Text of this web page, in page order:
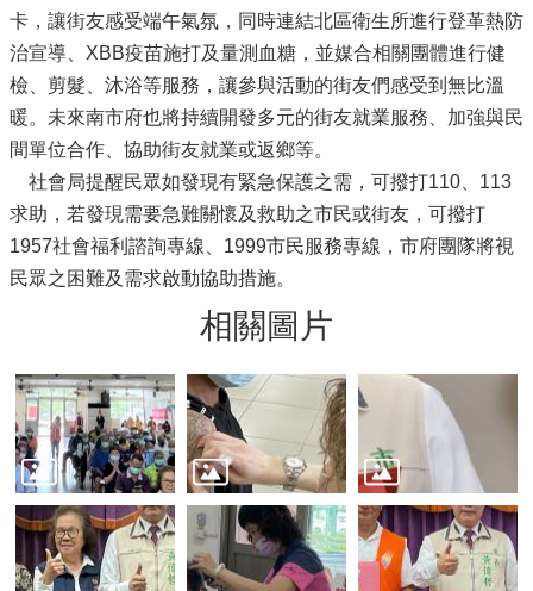
卡，讓街友感受端午氣氛，同時連結北區衛生所進行登革熱防
治宣導、XBB疫苗施打及量測血糖，並媒合相關團體進行健
檢、剪髮、沐浴等服務，讓參與活動的街友們感受到無比溫
暖。未來南市府也將持續開發多元的街友就業服務、加強與民
間單位合作、協助街友就業或返鄉等。
社會局提醒民眾如發現有緊急保護之需，可撥打110、113
求助，若發現需要急難關懷及救助之市民或街友，可撥打
1957社會福利諮詢專線、1999市民服務專線，市府團隊將視
民眾之困難及需求啟動協助措施。
相關圖片